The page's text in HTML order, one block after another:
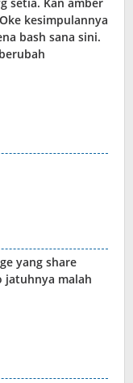
setia. Kan amber
kesimpulannya
bash sana sini.
yang share
jatuhnya malah